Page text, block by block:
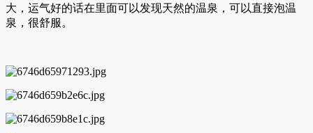
大，运气好的话在里面可以发现天然的温泉，可以直接泡温
泉，很舒服。